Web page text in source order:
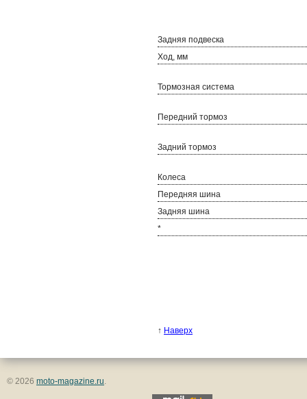
Задняя подвеска
Ход, мм
Тормозная система
Передний тормоз
Задний тормоз
Колеса
Передняя шина
Задняя шина
*
↑ Наверх
© 2026 moto-magazine.ru